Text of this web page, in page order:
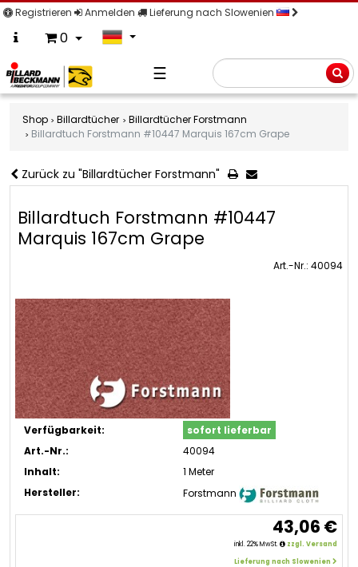
Registrieren Anmelden Lieferung nach Slowenien
0
☰
Shop Billardtücher
Billardtücher Forstmann
Billardtuch Forstmann #10447 Marquis 167cm Grape
Zurück zu "Billardtücher Forstmann"
Billardtuch Forstmann #10447
Marquis 167cm Grape
Art.-Nr.: 40094
Verfügbarkeit:
sofort lieferbar
Art.-Nr.:
40094
Inhalt:
1 Meter
Hersteller:
Forstmann
43,06 €
inkl. 22% MwSt.
zzgl. Versand
Lieferung nach Slowenien